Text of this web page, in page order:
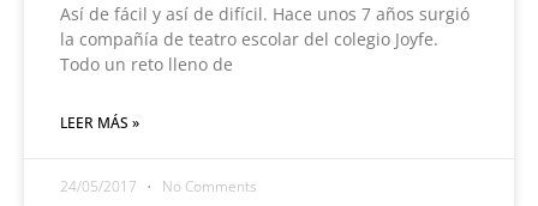
Así de fácil y así de difícil. Hace unos 7 años surgió
la compañía de teatro escolar del colegio Joyfe.
Todo un reto lleno de
LEER MÁS »
24/05/2017 No Comments